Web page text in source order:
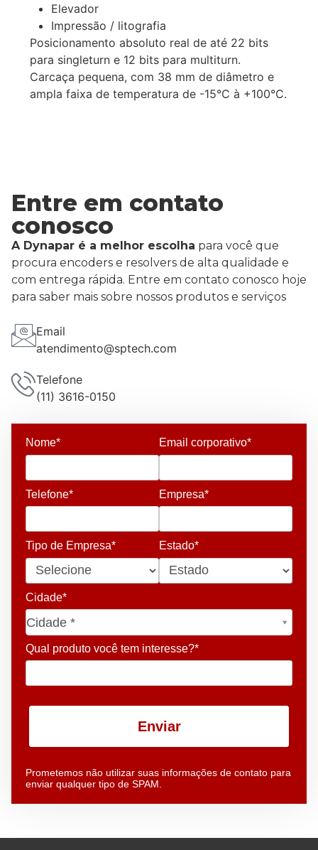
Elevador
Impressão / litografia
Posicionamento absoluto real de até 22 bits
para singleturn e 12 bits para multiturn.
Carcaça pequena, com 38 mm de diâmetro e
ampla faixa de temperatura de -15°C à +100°C.
Entre em contato
conosco
A Dynapar é a melhor escolha para você que
procura encoders e resolvers de alta qualidade e
com entrega rápida. Entre em contato conosco hoje
para saber mais sobre nossos produtos e serviços
Email
atendimento@sptech.com
Telefone
(11) 3616-0150
Nome* Email corporativo*
Telefone* Empresa*
Tipo de Empresa* Estado*
Cidade*
Cidade *
Cidade*
Qual produto você tem interesse?*
Enviar
Prometemos não utilizar suas informações de contato para
enviar qualquer tipo de SPAM.